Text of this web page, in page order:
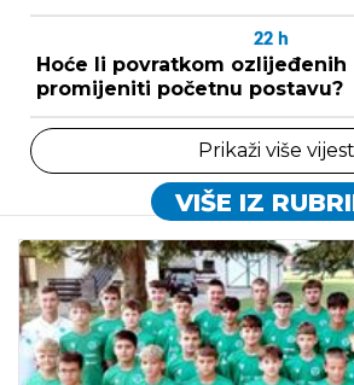
22 h
Hoće li povratkom ozlijeđenih
promijeniti početnu postavu?
Prikaži više
VIŠE IZ